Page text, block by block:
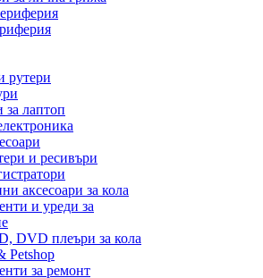
рутери
за лаптоп
и ресивъри
аксесоари за кола
и уреди за
DVD плеъри за кола
Petshop
за ремонт